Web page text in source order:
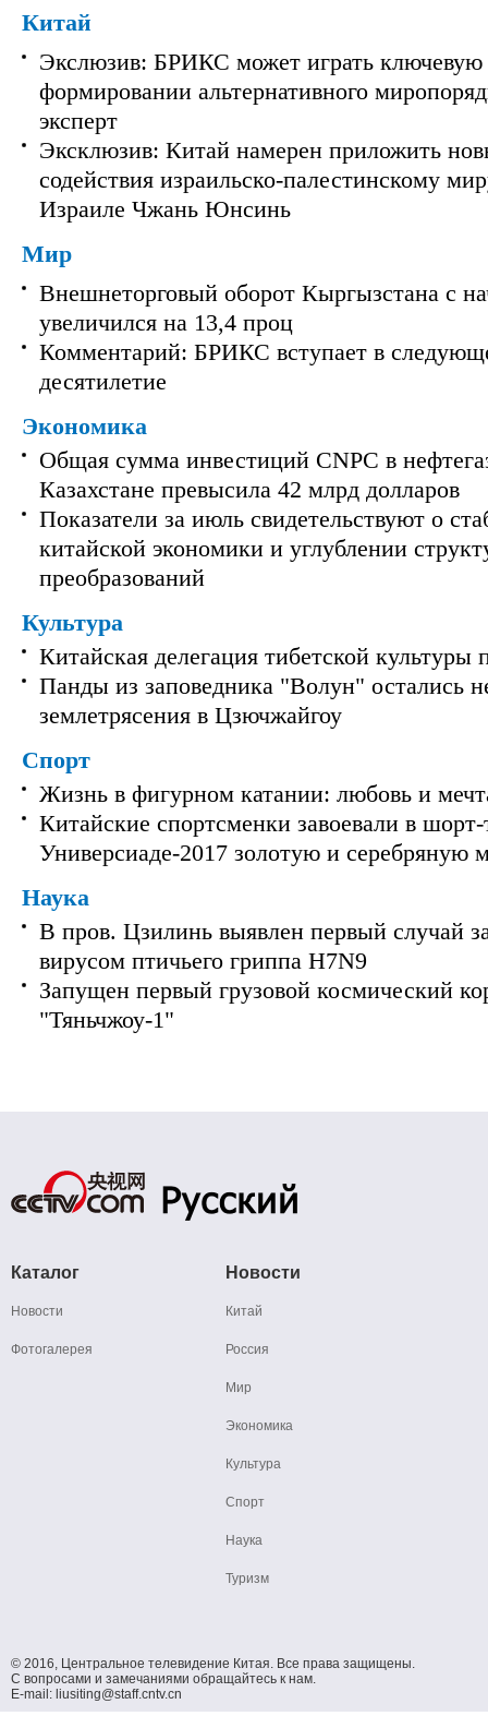
Китай
Экслюзив: БРИКС может играть ключевую
формировании альтернативного
эксперт
Эксклюзив: Китай намерен приложить
содействия израильско-палестинскому
Израиле Чжань Юнсинь
Мир
Внешнеторговый оборот Кыргызстана с
увеличился на 13,4 проц
Комментарий: БРИКС вступает в
десятилетие
Экономика
Общая сумма инвестиций CNPC в
Казахстане превысила 42 млрд долларов
Показатели за июль свидетельствуют о
китайской экономики и углублении
преобразований
Культура
Китайская делегация тибетской культуры
Панды из заповедника "Волун" остались
землетрясения в Цзючжайгоу
Спорт
Жизнь в фигурном катании: любовь и
Китайские спортсменки завоевали в шорт-
Универсиаде-2017 золотую и серебряную
Наука
В пров. Цзилинь выявлен первый случай
вирусом птичьего гриппа H7N9
Запущен первый грузовой космический
"Тяньчжоу-1"
Каталог
Новости
Фотогалерея
Новости
Китай
Россия
Мир
Экономика
Культура
Спорт
Наука
Туризм
© 2016, Центральное телевидение Китая. Все права защищены.
С вопросами и замечаниями обращайтесь к нам.
E-mail: liusiting@staff.cntv.cn